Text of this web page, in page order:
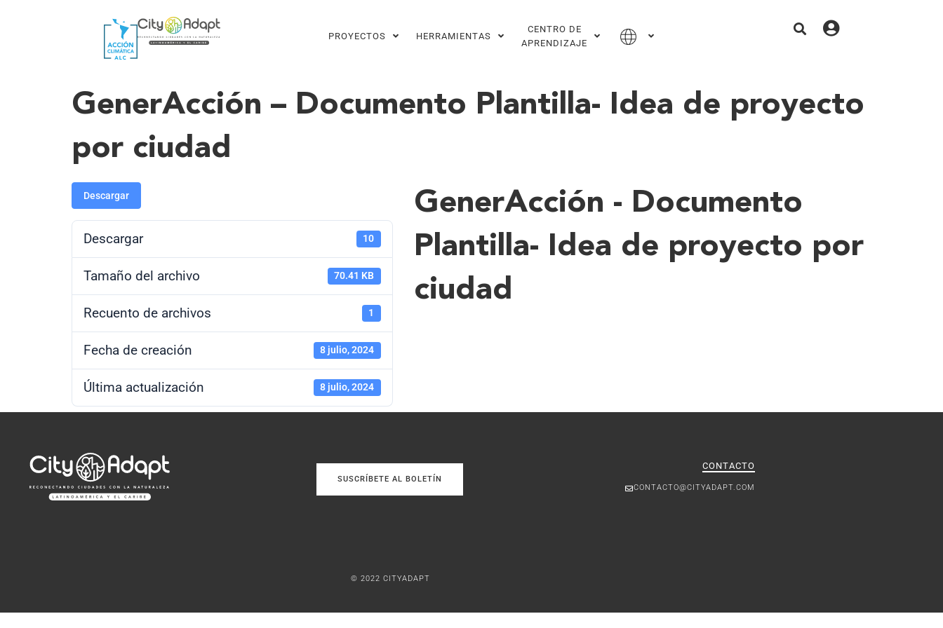
PROYECTOS HERRAMIENTAS
CENTRO DE
APRENDIZAJE
GenerAcción – Documento Plantilla- Idea de proyecto
por ciudad
Descargar
Descargar 10
Tamaño del archivo 70.41 KB
Recuento de archivos 1
Fecha de creación 8 julio, 2024
Última actualización 8 julio, 2024
GenerAcción - Documento
Plantilla- Idea de proyecto por
ciudad
SUSCRÍBETE AL BOLETÍN
CONTACTO
CONTACTO@CITYADAPT.COM
© 2022 CITYADAPT